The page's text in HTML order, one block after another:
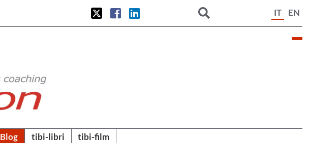
IT EN
Blog tibi-libri tibi-film